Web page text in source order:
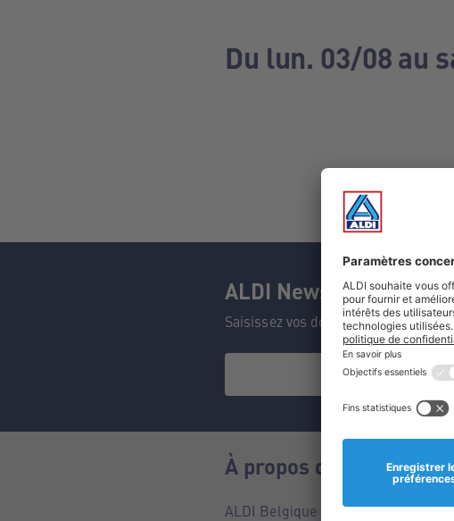
Du lun. 03/08 au
ALDI Newsletter
Saisissez vos données et ne
À propos de nous
ALDI Belgique